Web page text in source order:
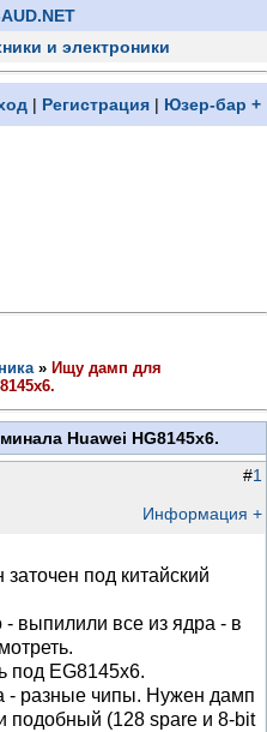
и электроники
| Регистрация | Юзер-бар +
» Ищу дамп для
Huawei HG8145x6.
#1
Информация +
под китайский
- выпилили все из ядра - в
под EG8145x6.
- разные чипы. Нужен дамп
подобный (128 spare и 8-bit